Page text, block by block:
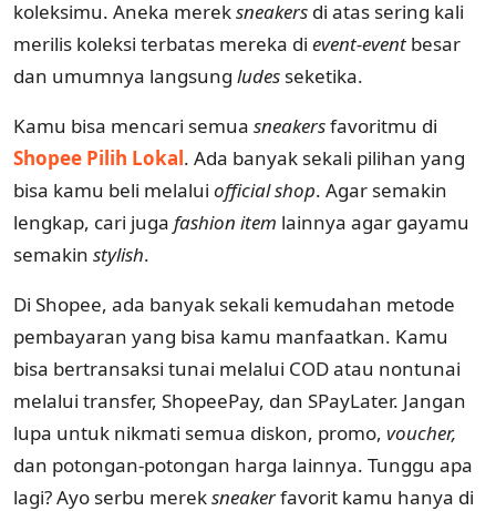
koleksimu. Aneka mereksneakers di atas sering kali
merilis koleksi terbatas mereka di event-event besar
dan umumnya langsung ludes seketika.
Kamu bisa mencari semua sneakersfavoritmu di
Shopee Pilih Lokal. Ada banyak sekali pilihan yang
bisa kamu beli melalui official shop. Agar semakin
lengkap, cari juga fashion item lainnya agar gayamu
semakin stylish.
Di Shopee, ada banyak sekali kemudahan metode
pembayaran yang bisa kamu manfaatkan. Kamu
bisa bertransaksi tunai melalui COD atau nontunai
melalui transfer, ShopeePay, dan SPayLater. Jangan
lupa untuk nikmati semua diskon, promo, voucher,
dan potongan-potongan harga lainnya. Tunggu apa
lagi? Ayo serbu mereksneakerfavorit kamu hanya di